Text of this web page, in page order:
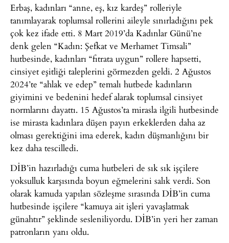
Erbaş, kadınları “anne, eş, kız kardeş” rolleriyle
tanımlayarak toplumsal rollerini aileyle sınırladığını pek
çok kez ifade etti. 8 Mart 2019’da Kadınlar Günü’ne
denk gelen “Kadın: Şefkat ve Merhamet Timsali”
hutbesinde, kadınları “fıtrata uygun” rollere hapsetti,
cinsiyet eşitliği taleplerini görmezden geldi. 2 Ağustos
2024’te “ahlak ve edep” temalı hutbede kadınların
giyimini ve bedenini hedef alarak toplumsal cinsiyet
normlarını dayattı. 15 Ağustos’ta mirasla ilgili hutbesinde
ise mirasta kadınlara düşen payın erkeklerden daha az
olması gerektiğini ima ederek, kadın düşmanlığını bir
kez daha tescilledi.
DİB’in hazırladığı cuma hutbeleri de sık sık işçilere
yoksulluk karşısında boyun eğmelerini salık verdi. Son
olarak kamuda yapılan sözleşme sırasında DİB’in cuma
hutbesinde işçilere “kamuya ait işleri yavaşlatmak
günahtır” şeklinde sesleniliyordu. DİB’in yeri her zaman
patronların yanı oldu.